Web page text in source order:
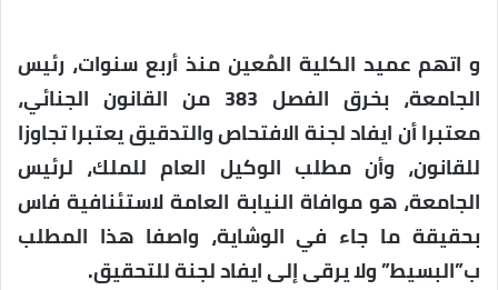
و اتهم عميد الكلية المُعين منذ أربع سنوات، رئيس
الجامعة، بخرق الفصل 383 من القانون الجنائي،
معتبرا أن ايفاد لجنة الافتحاص والتدقيق يعتبرا تجاوزا
للقانون، وأن مطلب الوكيل العام للملك، لرئيس
الجامعة، هو موافاة النيابة العامة لاستئنافية فاس
بحقيقة ما جاء في الوشاية، واصفا هذا المطلب
ب”البسيط” ولا يرقى إلى ايفاد لجنة للتحقيق.